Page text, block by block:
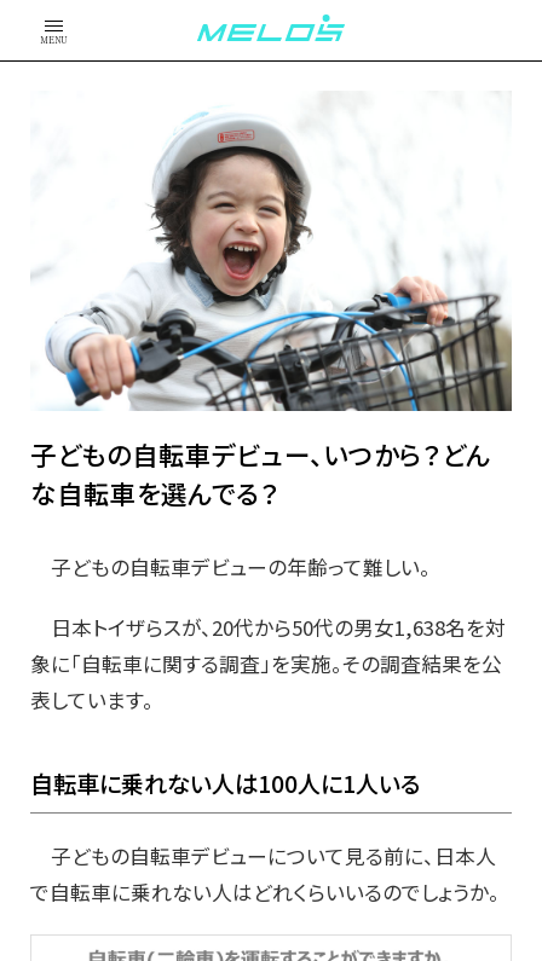
MENU
子どもの自転車デビュー、いつから？どん
な自転車を選んでる？
子どもの自転車デビューの年齢って難しい。
日本トイザらスが、20代から50代の男女1,638名を対
象に「自転車に関する調査」を実施。その調査結果を公
表しています。
自転車に乗れない人は100人に1人いる
子どもの自転車デビューについて見る前に、日本人
で自転車に乗れない人はどれくらいいるのでしょうか。